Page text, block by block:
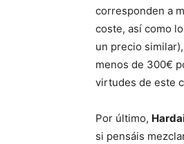
corresponden a
coste, así como
un precio
menos de 300€
virtudes de este
Por último,
si pensáis